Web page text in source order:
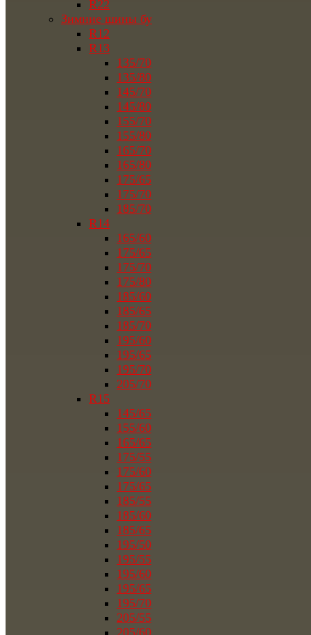
R22
Зимние шины бу
R12
R13
135/70
135/80
145/70
145/80
155/70
155/80
165/70
165/80
175/65
175/70
185/70
R14
165/60
175/65
175/70
175/80
185/60
185/65
185/70
195/60
195/65
195/70
205/70
R15
145/65
155/60
165/65
175/55
175/60
175/65
185/55
185/60
185/65
195/50
195/55
195/60
195/65
195/70
205/55
205/60